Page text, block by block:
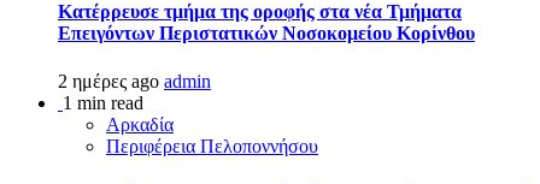
Kατέρρευσε τμήμα της οροφής στα νέα Τμήματα
Επειγόντων Περιστατικών Νοσοκομείου Κορίνθου
2 ημέρες ago admin
1 min read
Αρκαδία
Περιφέρεια Πελοποννήσου